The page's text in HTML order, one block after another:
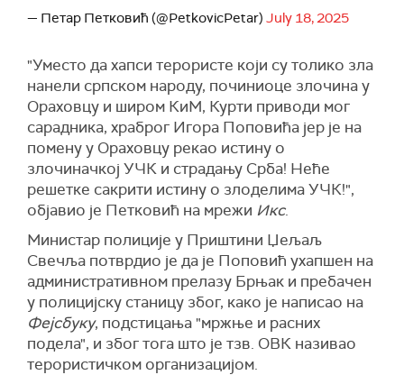
— Петар Петковић (@PetkovicPetar) July 18, 2025
"Уместо да хапси терористе који су толико зла
нанели српском народу, починиоце злочина у
Ораховцу и широм КиМ, Курти приводи мог
сарадника, храброг Игора Поповића јер је на
помену у Ораховцу рекао истину о
злочиначкој УЧК и страдању Срба! Неће
решетке сакрити истину о злоделима УЧК!",
објавио је Петковић на мрежи Икс.
Министар полиције у Приштини Џељаљ
Свечља потврдио је да је Поповић ухапшен на
административном прелазу Брњак и пребачен
у полицијску станицу због, како је написао на
Фејсбуку, подстицања "мржње и расних
подела", и због тога што је тзв. ОВК називао
терористичком организацијом.